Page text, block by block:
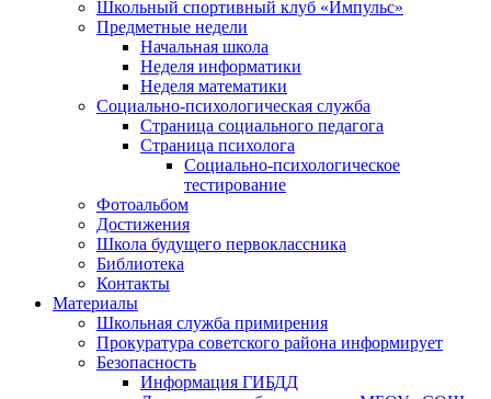
Школьный спортивный клуб «Импульс»
Предметные недели
Начальная школа
Неделя информатики
Неделя математики
Социально-психологическая служба
Страница социального педагога
Страница психолога
Социально-психологическое
тестирование
Фотоальбом
Достижения
Школа будущего первоклассника
Библиотека
Контакты
Материалы
Школьная служба примирения
Прокуратура советского района информирует
Безопасность
Информация ГИБДД